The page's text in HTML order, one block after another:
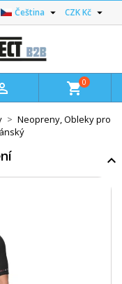
CZK Kč 
Čeština 
shopping_cart0
Neopreny, Obleky pro